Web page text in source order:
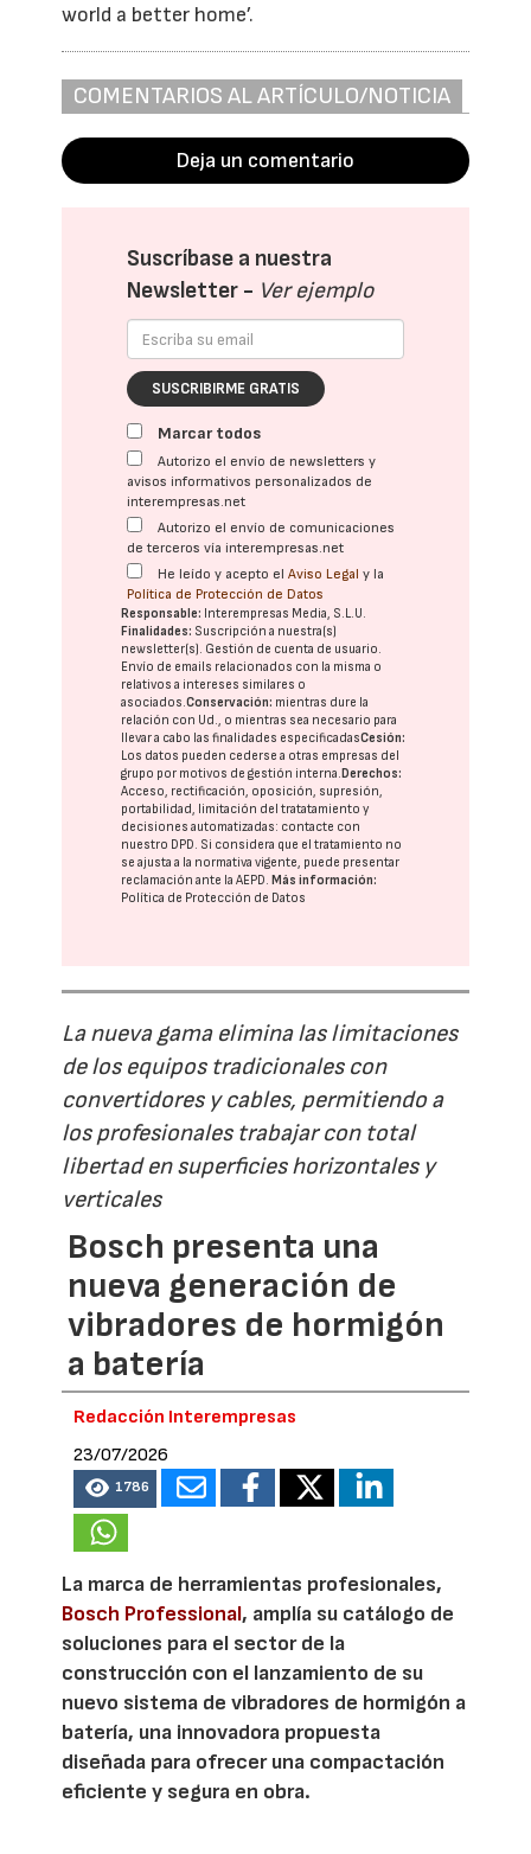
world a better home’.
COMENTARIOS AL ARTÍCULO/NOTICIA
Deja un comentario
Suscríbase a nuestra
Newsletter - Ver ejemplo
SUSCRIBIRME GRATIS
Marcar todos
Autorizo el envío de newsletters y
avisos informativos personalizados de
interempresas.net
Autorizo el envío de comunicaciones
de terceros vía interempresas.net
He leído y acepto elAviso Legal y la
Política de Protección de Datos
Responsable: Interempresas Media, S.L.U.
Finalidades: Suscripción a nuestra(s)
newsletter(s). Gestión de cuenta de usuario.
Envío de emails relacionados con la misma o
relativos a intereses similares o
asociados.Conservación: mientras dure la
relación con Ud., o mientras sea necesario para
llevar a cabo las finalidades especificadasCesión:
Los datos pueden cederse a otras empresas del
grupo por motivos de gestión interna. Derechos:
Acceso, rectificación, oposición, supresión,
portabilidad, limitación del tratatamiento y
decisiones automatizadas: contacte con
nuestro DPD. Si considera que el tratamiento no
se ajusta a la normativa vigente, puede presentar
reclamación ante laAEPD. Más información:
Política de Protección de Datos
La nueva gama elimina las limitaciones
de los equipos tradicionales con
convertidores y cables, permitiendo a
los profesionales trabajar con total
libertad en superficies horizontales y
verticales
Bosch presenta una
nueva generación de
vibradores de hormigón
a batería
Redacción Interempresas
23/07/2026
1786
La marca de herramientas profesionales,
Bosch Professional, amplía su catálogo de
soluciones para el sector de la
construcción con el lanzamiento de su
nuevo sistema de vibradores de hormigón a
batería, una innovadora propuesta
diseñada para ofrecer una compactación
eficiente y segura en obra.